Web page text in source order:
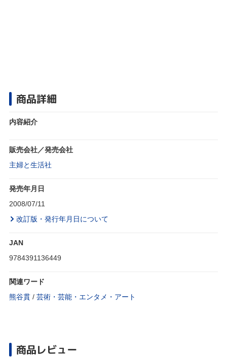
商品詳細
内容紹介
販売会社／発売会社
主婦と生活社
発売年月日
2008/07/11
改訂版・発行年月日について
JAN
9784391136449
関連ワード
熊谷貫 / 芸術・芸能・エンタメ・アート
商品レビュー